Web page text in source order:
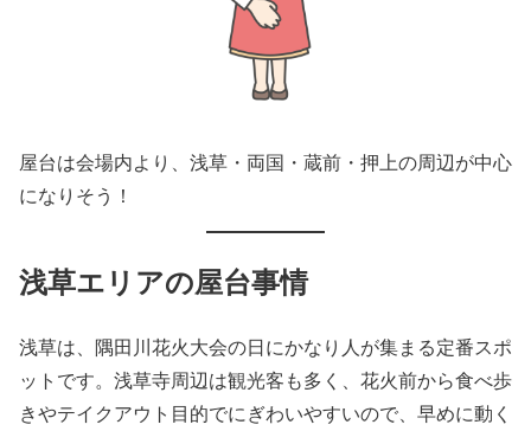
屋台は会場内より、浅草・両国・蔵前・押上の周辺が中心
になりそう！
浅草エリアの屋台事情
浅草は、隅田川花火大会の日にかなり人が集まる定番スポ
ットです。浅草寺周辺は観光客も多く、花火前から食べ歩
きやテイクアウト目的でにぎわいやすいので、早めに動く